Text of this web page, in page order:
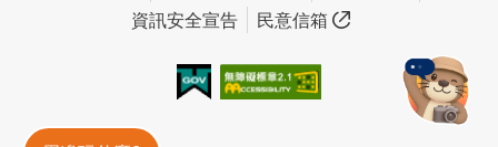
資訊安全宣告
民意信箱